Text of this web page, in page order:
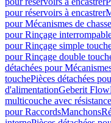
pour réservoirs à encastrer
pour Mécanismes de chasse
pour Rinçage
pour Rinçage simple
pour Rinçage double
détachées pour
touchePièces détachées
d'alimentationGeberit
multicouche avec
pour RaccordsManchons